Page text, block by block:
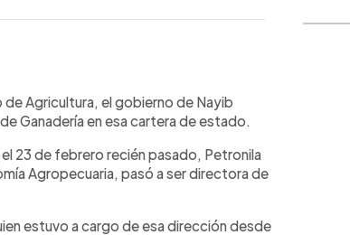
de Agricultura, el gobierno de Nayib
Ganadería en esa cartera de estado.
23 de febrero recién pasado, Petronila
Agropecuaria, pasó a ser directora de
estuvo a cargo de esa dirección desde